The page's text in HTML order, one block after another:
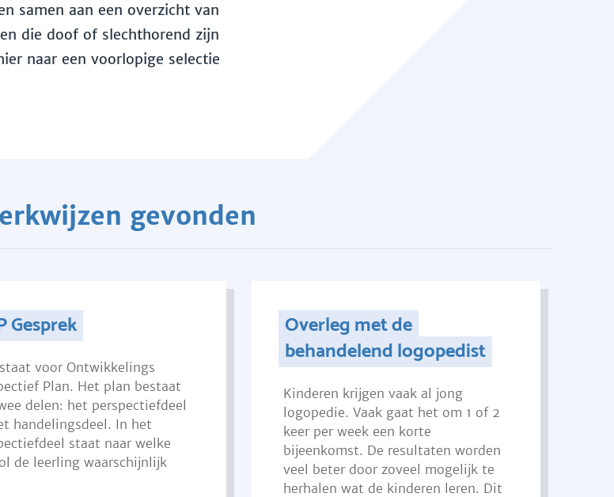
samen aan een overzicht van
die doof of slechthorend zijn
naar een voorlopige selectie
gevonden
Gesprek
staat voor Ontwikkelings
Plan. Het plan bestaat
delen: het perspectiefdeel
handelingsdeel. In het
staat naar welke
de leerling waarschijnlijk
Overleg met de
behandelend logopedist
Kinderen krijgen vaak al jong
logopedie. Vaak gaat het om 1 of 2
keer per week een korte
bijeenkomst. De resultaten worden
veel beter door zoveel mogelijk te
herhalen wat de kinderen leren. Dit